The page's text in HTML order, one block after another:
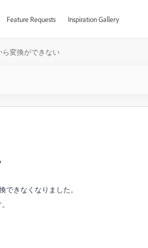
Feature Requests Inspiration Gallery
ら変換ができない
できなくなりました。